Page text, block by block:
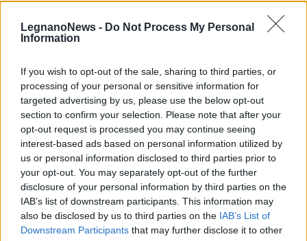
LegnanoNews - Do Not Process My Personal
Information
If you wish to opt-out of the sale, sharing to third parties, or
processing of your personal or sensitive information for
targeted advertising by us, please use the below opt-out
section to confirm your selection. Please note that after your
opt-out request is processed you may continue seeing
interest-based ads based on personal information utilized by
us or personal information disclosed to third parties prior to
your opt-out. You may separately opt-out of the further
disclosure of your personal information by third parties on the
IAB’s list of downstream participants. This information may
also be disclosed by us to third parties on the IAB’s List of
Downstream Participants that may further disclose it to other
LEGNANO
Tornano le “Tavole Rotonde” del
Palio di Legnano con anticipazioni
e commenti sulla corsa